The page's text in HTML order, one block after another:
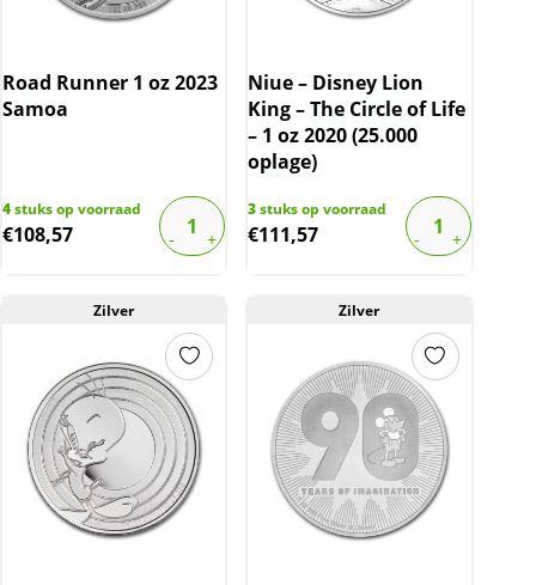
Road Runner 1 oz 2023
Samoa
4stuks op voorraad
€108,57
Niue – Disney Lion
King – The Circle of Life
– 1 oz 2020 (25.000
oplage)
3stuks op voorraad
€111,57
Zilver Zilver